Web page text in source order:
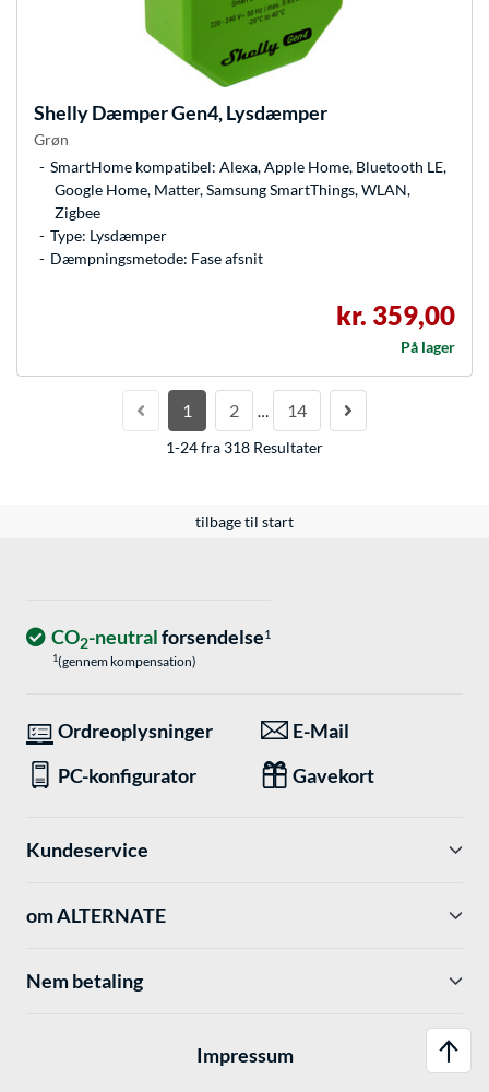
ShellyDæmper Gen4, Lysdæmper
Grøn
SmartHome kompatibel: Alexa, Apple Home, Bluetooth LE,
Google Home, Matter, Samsung SmartThings, WLAN,
Zigbee
Type: Lysdæmper
Dæmpningsmetode: Fase afsnit
kr. 359,00
På lager
1 2 … 14
1-24 fra 318 Resultater
tilbage til start
CO2-neutralforsendelse1
1(gennem kompensation)
Ordreoplysninger
E-Mail
PC-konfigurator
Gavekort
Kundeservice
om ALTERNATE
Nem betaling
Impressum